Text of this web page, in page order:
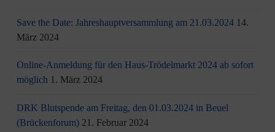
Save the Date: Jahreshauptversammlung am 21.03.2024 14.
März 2024
Online-Anmeldung für den Haus-Trödelmarkt 2024 ab sofort
möglich 1. März 2024
DRK Blutspende am Freitag, den 01.03.2024 in Beuel
(Brückenforum) 21. Februar 2024